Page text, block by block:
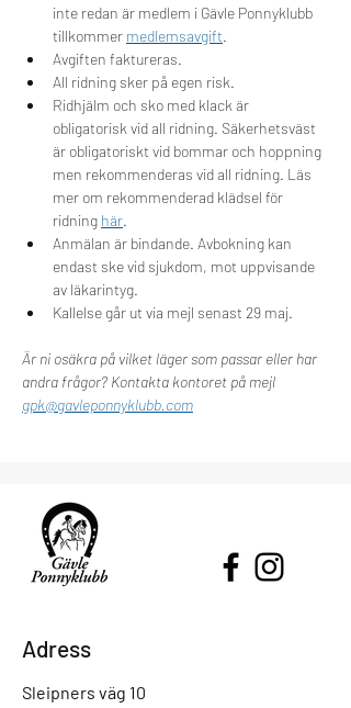
inte redan är medlem i Gävle Ponnyklubb
tillkommer medlemsavgift.
Avgiften faktureras.
All ridning sker på egen risk.
Ridhjälm och sko med klack är
obligatorisk vid all ridning. Säkerhetsväst
är obligatoriskt vid bommar och hoppning
men rekommenderas vid all ridning. Läs
mer om rekommenderad klädsel för
ridning här.
Anmälan är bindande. Avbokning kan
endast ske vid sjukdom, mot uppvisande
av läkarintyg.
Kallelse går ut via mejl senast 29 maj.
Är ni osäkra på vilket läger som passar eller har
andra frågor? Kontakta kontoret på mejl
gpk@gavleponnyklubb.com
Adress
Sleipners väg 10